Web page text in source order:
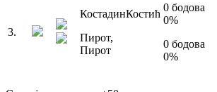
3.
КостадинКостић
Пирот,
Пирот
0 бодова
0%
0 бодова
0%